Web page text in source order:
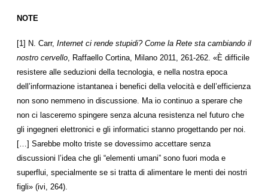
NOTE
[1] N. Carr, Internet ci rende stupidi? Come la Rete sta cambiando il
nostro cervello, Raffaello Cortina, Milano 2011, 261-262. «È difficile
resistere alle seduzioni della tecnologia, e nella nostra epoca
dell’informazione istantanea i benefici della velocità e dell’efficienza
non sono nemmeno in discussione. Ma io continuo a sperare che
non ci lasceremo spingere senza alcuna resistenza nel futuro che
gli ingegneri elettronici e gli informatici stanno progettando per noi.
[…] Sarebbe molto triste se dovessimo accettare senza
discussioni l’idea che gli “elementi umani” sono fuori moda e
superflui, specialmente se si tratta di alimentare le menti dei nostri
figli» (ivi, 264).